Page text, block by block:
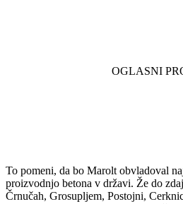
To pomeni, da bo Marolt obvladoval
proizvodnjo betona v državi. Že do
Črnučah, Grosupljem, Postojni,